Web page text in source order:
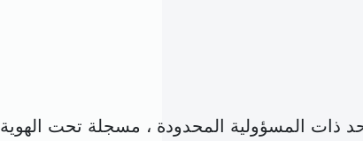
المسؤولية المحدودة ، مسجلة تحت الهوية